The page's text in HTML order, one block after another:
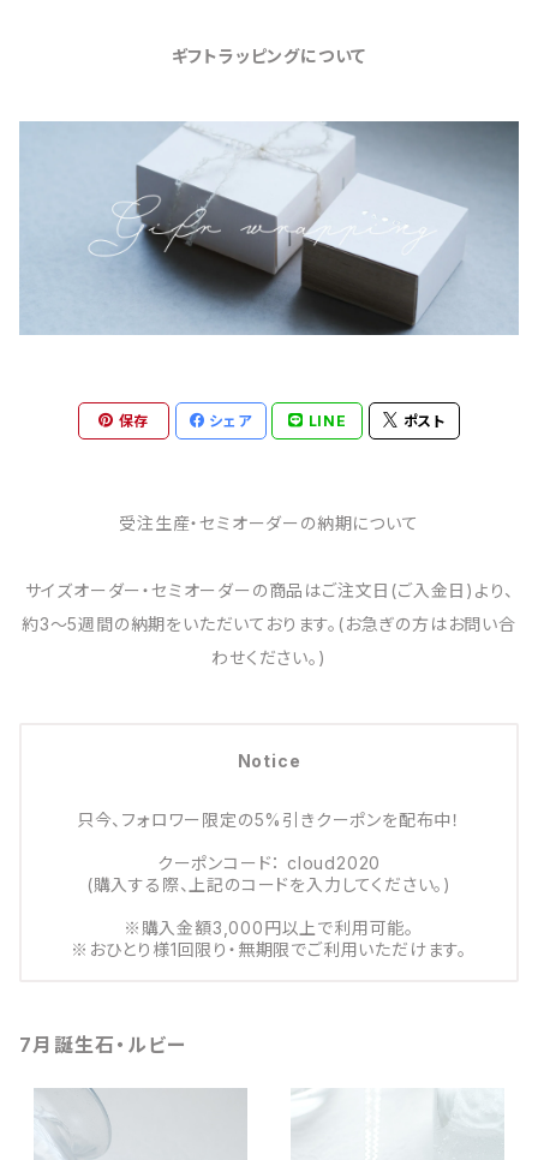
ギフトラッピングについて
保存 シェア LINE ポスト
受注生産・セミオーダーの納期について
サイズオーダー・セミオーダーの商品はご注文日(ご入金日)より、
約3～5週間の納期をいただいております。(お急ぎの方はお問い合
わせください。)
Notice
只今、フォロワー限定の5%引きクーポンを配布中！
クーポンコード： cloud2020
(購入する際、上記のコードを入力してください。)
※購入金額3,000円以上で利用可能。
※おひとり様1回限り・無期限でご利用いただけます。
7月誕生石・ルビー